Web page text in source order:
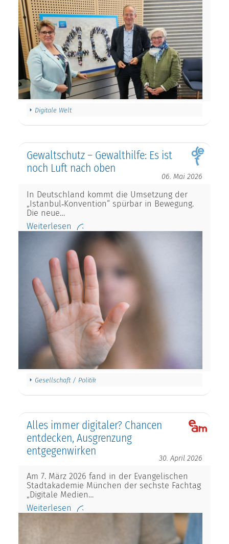
Digitale Welt
Gewaltschutz – Gewalthilfe: Es ist
noch Luft nach oben
06. Mai 2026
In Deutschland kommt die Umsetzung der
„Istanbul‑Konvention“ spürbar in Bewegung.
Die neue…
Weiterlesen
Gesellschaft / Politik
Alles immer digitaler? Chancen
entdecken, Ausgrenzung
entgegenwirken
30. April 2026
Am 7. März 2026 fand in der Evangelischen
Stadtakademie München der sechste Fachtag
„Digitale Medien…
Weiterlesen